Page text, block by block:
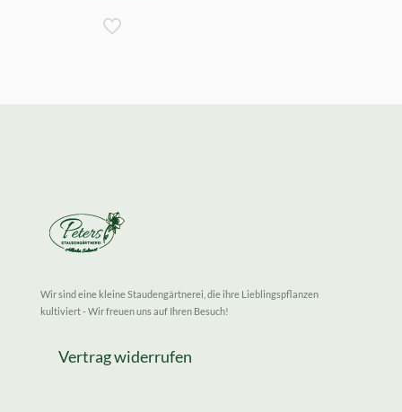
Wir sind eine kleine Staudengärtnerei, die ihre Lieblingspflanzen
kultiviert - Wir freuen uns auf Ihren Besuch!
Vertrag widerrufen